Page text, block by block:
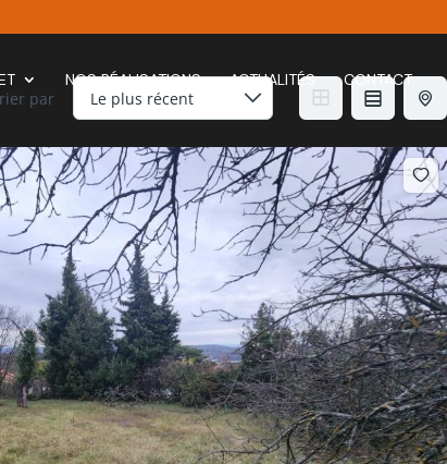
NOS RÉALISATIONS ACTUALITÉS CONTACT
par